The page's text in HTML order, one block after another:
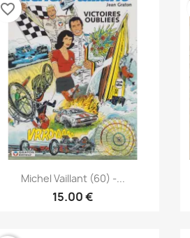
 نظرة سريعة
Michel Vaillant (60) -...
15.00 €
favorite_border